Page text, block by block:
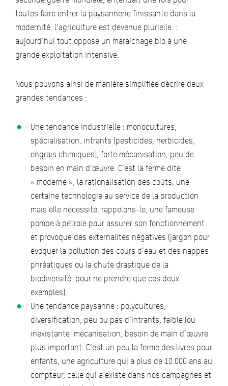
toutes faire entrer la paysannerie finissante dans la
modernité, l’agriculture est devenue plurielle :
aujourd’hui tout oppose un maraichage bio à une
grande exploitation intensive.
Nous pouvons ainsi de manière simplifiée décrire deux
grandes tendances :
Une tendance industrielle : monocultures,
spécialisation, intrants (pesticides, herbicides,
engrais chimiques), forte mécanisation, peu de
besoin en main d’œuvre. C’est la ferme dite
« moderne », la rationalisation des coûts, une
certaine technologie au service de la production
mais elle nécessite, rappelons-le, une fameuse
pompe à pétrole pour assurer son fonctionnement
et provoque des externalités négatives (jargon pour
évoquer la pollution des cours d’eau et des nappes
phréatiques ou la chute drastique de la
biodiversité, pour ne prendre que ces deux
exemples).
Une tendance paysanne : polycultures,
diversification, peu ou pas d’intrants, faible (ou
inexistante) mécanisation, besoin de main d’œuvre
plus important. C’est un peu la ferme des livres pour
enfants, une agriculture qui a plus de 10.000 ans au
compteur, celle qui a existé dans nos campagnes et